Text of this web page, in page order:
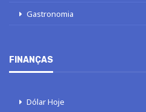
Gastronomia
FINANÇAS
Dólar Hoje